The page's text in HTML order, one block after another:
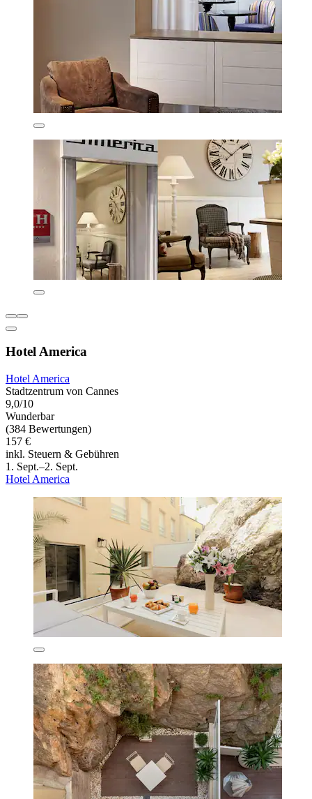
Hotel America
Hotel America
Stadtzentrum von Cannes
9,0/10
Wunderbar
(384 Bewertungen)
157 €
inkl. Steuern & Gebühren
1. Sept.–2. Sept.
Hotel America